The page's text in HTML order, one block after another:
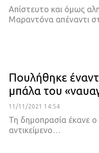
Απίστευτο και όμως
Μαραντόνα απέναντι
Πουλήθηκε
μπάλα του
11/11/2021 14:54
Τη δημοπρασία έκανε ο
αντικείμενο…